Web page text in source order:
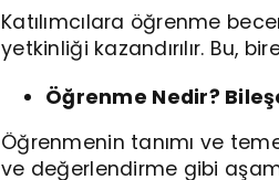
Katılımcılara öğrenme
yetkinliği kazandırılır. Bu,
Öğrenme Nedir?
Öğrenmenin tanımı ve
ve değerlendirme gibi